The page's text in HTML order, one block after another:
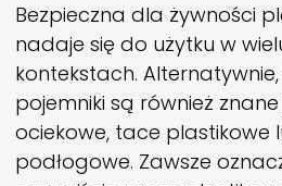
Bezpieczna dla żywności
nadaje się do użytku w
kontekstach.
pojemniki są również
ociekowe, tace plastikowe
podłogowe. Zawsze